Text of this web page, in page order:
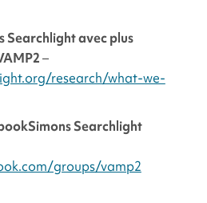
Searchlightavec plus
–
research/what-we-
Simons Searchlight
groups/vamp2